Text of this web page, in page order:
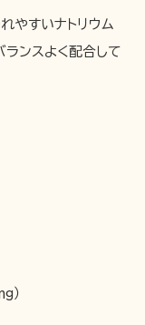
やすいナトリウム
ンスよく配合して
）